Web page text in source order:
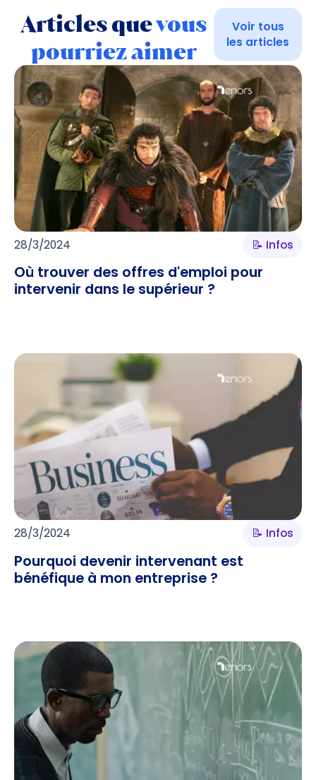
Articles quevous
pourriez aimer
Voir tous
les articles
28/3/2024 📝 Infos
Où trouver des offres d'emploi pour
intervenir dans le supérieur ?
28/3/2024 📝 Infos
Pourquoi devenir intervenant est
bénéfique à mon entreprise ?